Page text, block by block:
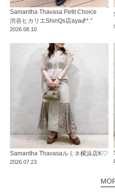
2026.08.10
Samantha Thavasa Petit Choice
渋谷ヒカリエShinQs店ayaᕷ*.°
2026.07.23
Samantha Thavasa ルミネ横浜店K♡